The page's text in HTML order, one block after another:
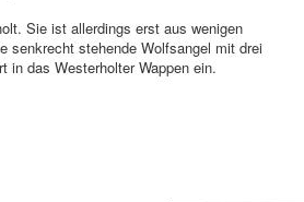
Sie ist allerdings erst aus wenigen
senkrecht stehende Wolfsangel mit drei
in das Westerholter Wappen ein.